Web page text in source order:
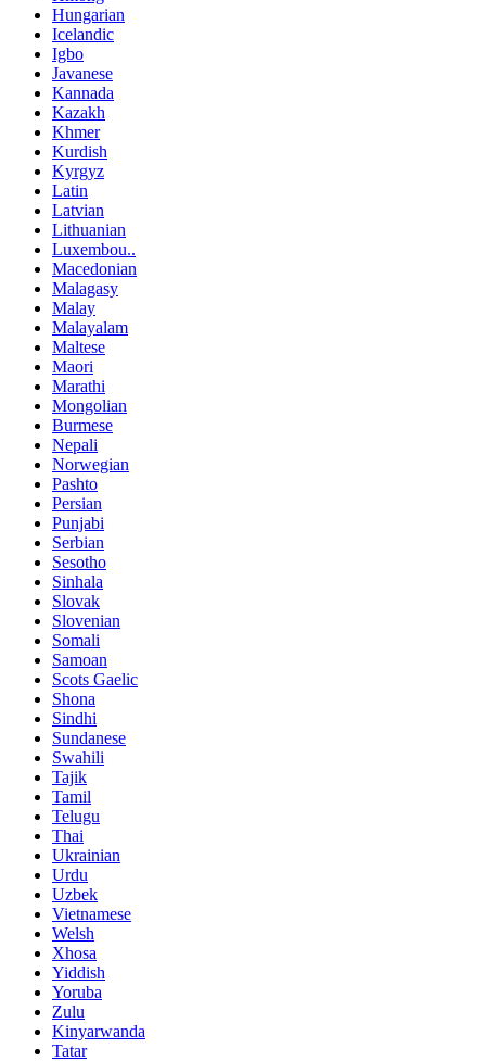
Hungarian
Icelandic
Igbo
Javanese
Kannada
Kazakh
Khmer
Kurdish
Kyrgyz
Latin
Latvian
Lithuanian
Luxembou..
Macedonian
Malagasy
Malay
Malayalam
Maltese
Maori
Marathi
Mongolian
Burmese
Nepali
Norwegian
Pashto
Persian
Punjabi
Serbian
Sesotho
Sinhala
Slovak
Slovenian
Somali
Samoan
Scots Gaelic
Shona
Sindhi
Sundanese
Swahili
Tajik
Tamil
Telugu
Thai
Ukrainian
Urdu
Uzbek
Vietnamese
Welsh
Xhosa
Yiddish
Yoruba
Zulu
Kinyarwanda
Tatar